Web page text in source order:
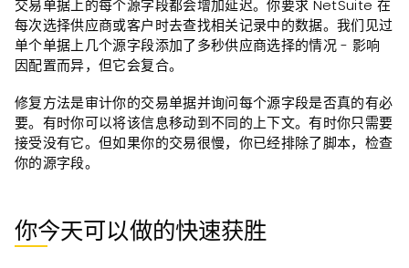
交易单据上的每个源字段都会增加延迟。你要求 NetSuite 在
每次选择供应商或客户时去查找相关记录中的数据。我们见过
单个单据上几个源字段添加了多秒供应商选择的情况 - 影响
因配置而异，但它会复合。
修复方法是审计你的交易单据并询问每个源字段是否真的有必
要。有时你可以将该信息移动到不同的上下文。有时你只需要
接受没有它。但如果你的交易很慢，你已经排除了脚本，检查
你的源字段。
你今天可以做的快速获胜